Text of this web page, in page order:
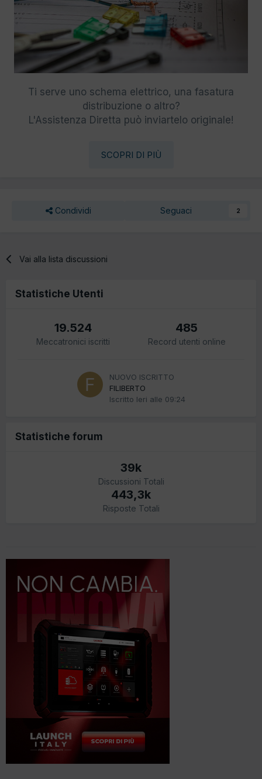
Ti serve uno schema elettrico, una fasatura
distribuzione o altro?
L'Assistenza Diretta può inviartelo originale!
SCOPRI DI PIÙ
Condividi Seguaci 2
Vai alla lista discussioni
Statistiche Utenti
19.524
Meccatronici iscritti
485
Record utenti online
NUOVO ISCRITTO
FILIBERTO
Iscritto Ieri alle 09:24
Statistiche forum
39k
Discussioni Totali
443,3k
Risposte Totali